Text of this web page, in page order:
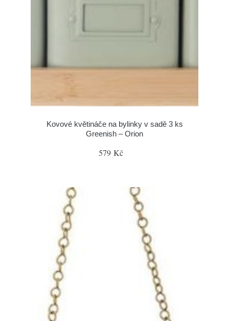
Kovové květináče na bylinky v sadě 3 ks
Greenish – Orion
579 Kč